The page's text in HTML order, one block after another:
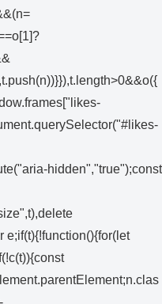
hidden","true");const
e;if(t){!function(){for(let